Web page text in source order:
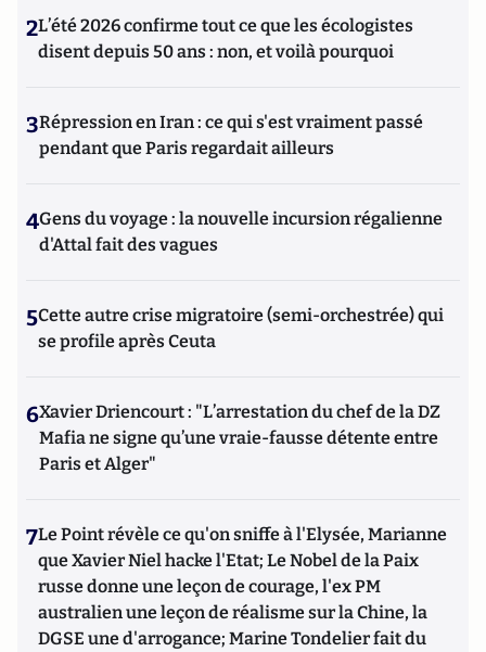
2L’été 2026 confirme tout ce que les écologistes
disent depuis 50 ans : non, et voilà pourquoi
3Répression en Iran : ce qui s'est vraiment passé
pendant que Paris regardait ailleurs
4Gens du voyage : la nouvelle incursion régalienne
d'Attal fait des vagues
5Cette autre crise migratoire (semi-orchestrée) qui
se profile après Ceuta
6Xavier Driencourt : "L’arrestation du chef de la DZ
Mafia ne signe qu’une vraie-fausse détente entre
Paris et Alger"
7Le Point révèle ce qu'on sniffe à l'Elysée, Marianne
que Xavier Niel hacke l'Etat; Le Nobel de la Paix
russe donne une leçon de courage, l'ex PM
australien une leçon de réalisme sur la Chine, la
DGSE une d'arrogance; Marine Tondelier fait du